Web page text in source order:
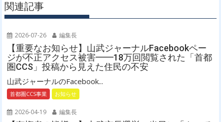
ー
シ
ョ
ン
関連記事
2026-07-26 編集長
【重要なお知らせ】山武ジャーナルFacebookペー
ジが不正アクセス被害━━18万回閲覧された「首都
圏CCS」投稿から見えた住民の不安
山武ジャーナルのFacebook...
首都圏CCS事業 お知らせ
2026-04-19 編集長